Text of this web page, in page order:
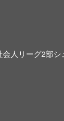
人リーグ2部シ